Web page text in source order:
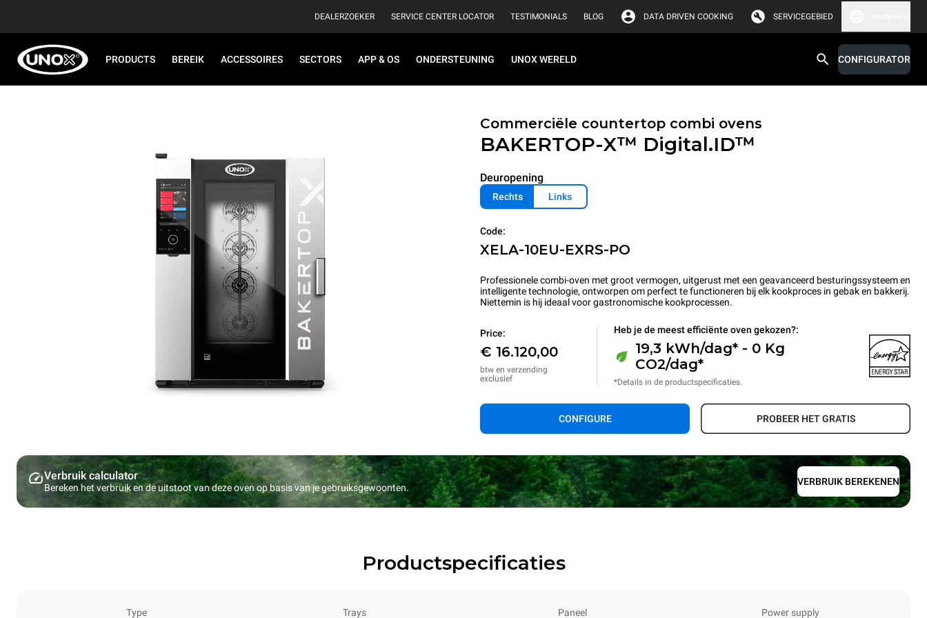
DEALERZOEKER SERVICE CENTER LOCATOR TESTIMONIALS BLOG DATA DRIVEN COOKING SERVICEGEBIED
PRODUCTS BEREIK ACCESSOIRES SECTORS APP & OS ONDERSTEUNING UNOX WERELD CONFIGURATOR
Commerciële countertop combi ovens
BAKERTOP-X™ Digital.ID™
Deuropening
Rechts Links
Code:
XELA-10EU-EXRS-PO
Professionele combi-oven met groot vermogen, uitgerust met een geavanceerd besturingssysteem en
intelligente technologie, ontworpen om perfect te functioneren bij elk kookproces in gebak en bakkerij.
Niettemin is hij ideaal voor gastronomische kookprocessen.
Price:
€ 16.120,00
btw en verzending
exclusief
Heb je de meest efficiënte oven gekozen?:
19,3 kWh/dag* - 0 Kg
CO2/dag*
*Details in de productspecificaties.
CONFIGURE PROBEER HET GRATIS
Verbruik calculator
Bereken het verbruik en de uitstoot van deze oven op basis van je gebruiksgewoonten.
VERBRUIK BEREKENEN
Productspecificaties
Type Trays Paneel Power supply